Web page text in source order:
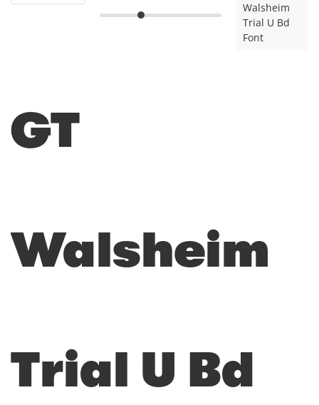
Walsheim
Trial U Bd
Font
GT
Walsheim
Trial U Bd